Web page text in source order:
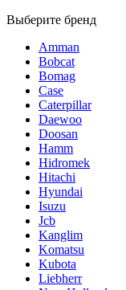
Выберите бренд
Amman
Bobcat
Bomag
Case
Caterpillar
Daewoo
Doosan
Hamm
Hidromek
Hitachi
Hyundai
Isuzu
Jcb
Kanglim
Komatsu
Kubota
Liebherr